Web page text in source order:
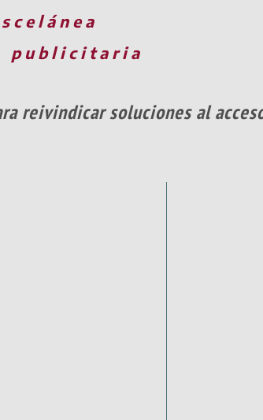
publicitaria
reivindicar soluciones al